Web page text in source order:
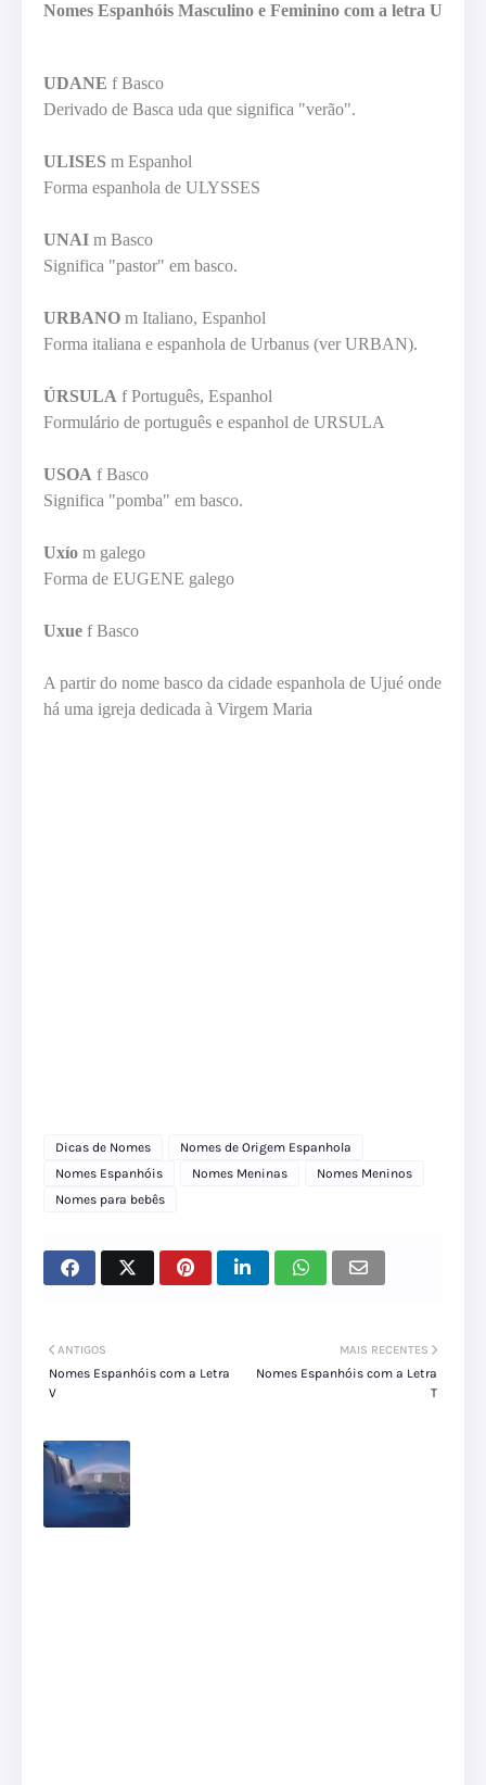
Nomes Espanhóis Masculino e Feminino com a letra U
UDANE f Basco
Derivado de Basca uda que significa "verão".
ULISES m Espanhol
Forma espanhola de ULYSSES
UNAI m Basco
Significa "pastor" em basco.
URBANO m Italiano, Espanhol
Forma italiana e espanhola de Urbanus (ver URBAN).
ÚRSULA f Português, Espanhol
Formulário de português e espanhol de URSULA
USOA f Basco
Significa "pomba" em basco.
Uxío m galego
Forma de EUGENE galego
Uxue f Basco
A partir do nome basco da cidade espanhola de Ujué onde
há uma igreja dedicada à Virgem Maria
Dicas de Nomes
Nomes de Origem Espanhola
Nomes Espanhóis
Nomes Meninas
Nomes Meninos
Nomes para bebês
MAIS RECENTES
Nomes Espanhóis com a Letra
T
ANTIGOS
Nomes Espanhóis com a Letra
V